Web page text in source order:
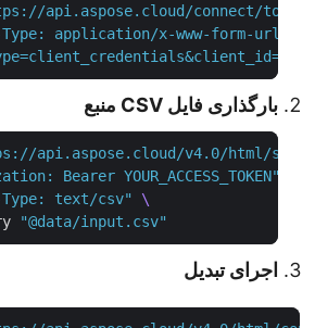
api.aspose.cloud/connect/
Type: application/x-www-form-
بارگذاری فایل CSV منبع
api.aspose.cloud/v4.0/html/
Bearer YOUR_ACCESS_TOKEN"
Type: text/csv"
"@data/input.csv"
اجرای تبدیل